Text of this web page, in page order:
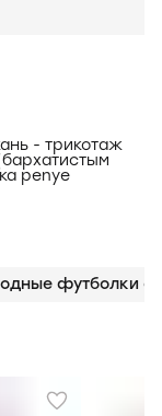
- трикотаж
penye
футболки с